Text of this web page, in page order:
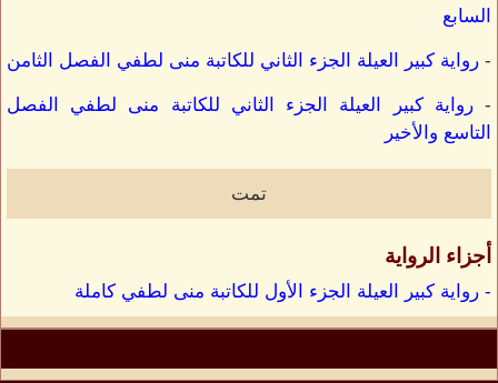
السابع
- رواية كبير العيلة الجزء الثاني للكاتبة منى لطفي الفصل الثامن
-رواية كبير العيلة الجزء الثاني للكاتبة منى لطفي الفصل
التاسع والأخير
تمت
أجزاء الرواية
- رواية كبير العيلة الجزء الأول للكاتبة منى لطفي كاملة